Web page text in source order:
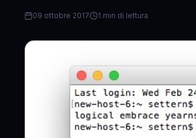
09 ottobre 2017 1 min di lettura